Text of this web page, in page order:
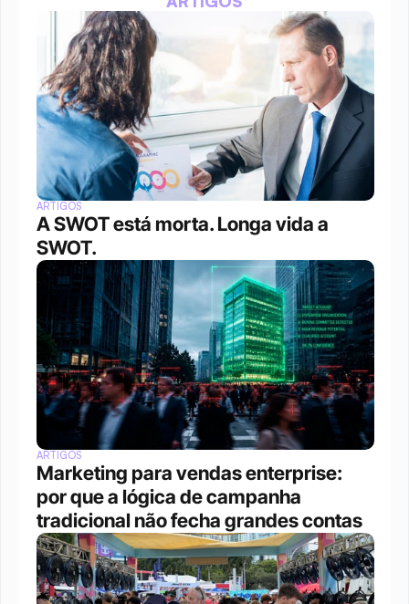
ARTIGOS
A SWOT está morta. Longa vida a
SWOT.
ARTIGOS
Marketing para vendas enterprise:
por que a lógica de campanha
tradicional não fecha grandes contas